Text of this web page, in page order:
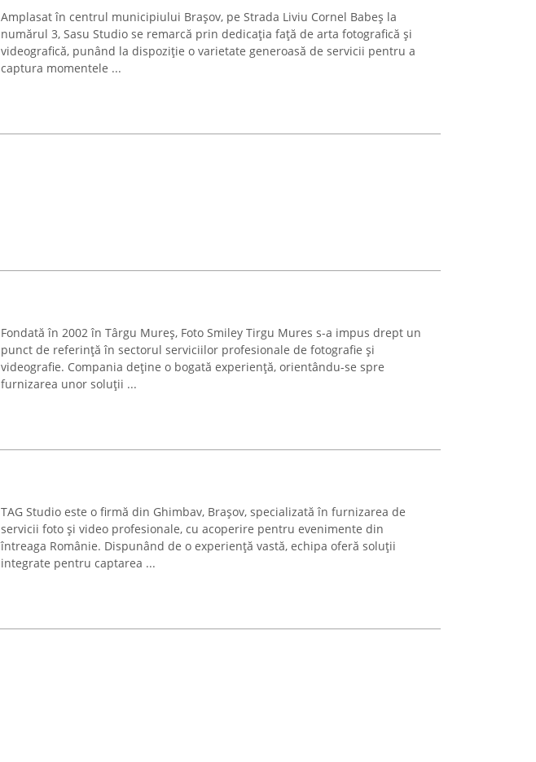
Amplasat în centrul municipiului Brașov, pe Strada Liviu Cornel Babeș la
numărul 3, Sasu Studio se remarcă prin dedicația față de arta fotografică și
videografică, punând la dispoziție o varietate generoasă de servicii pentru a
captura momentele ...
Fondată în 2002 în Târgu Mureș, Foto Smiley Tirgu Mures s-a impus drept un
punct de referință în sectorul serviciilor profesionale de fotografie și
videografie. Compania deține o bogată experiență, orientându-se spre
furnizarea unor soluții ...
TAG Studio este o firmă din Ghimbav, Brașov, specializată în furnizarea de
servicii foto și video profesionale, cu acoperire pentru evenimente din
întreaga Românie. Dispunând de o experiență vastă, echipa oferă soluții
integrate pentru captarea ...